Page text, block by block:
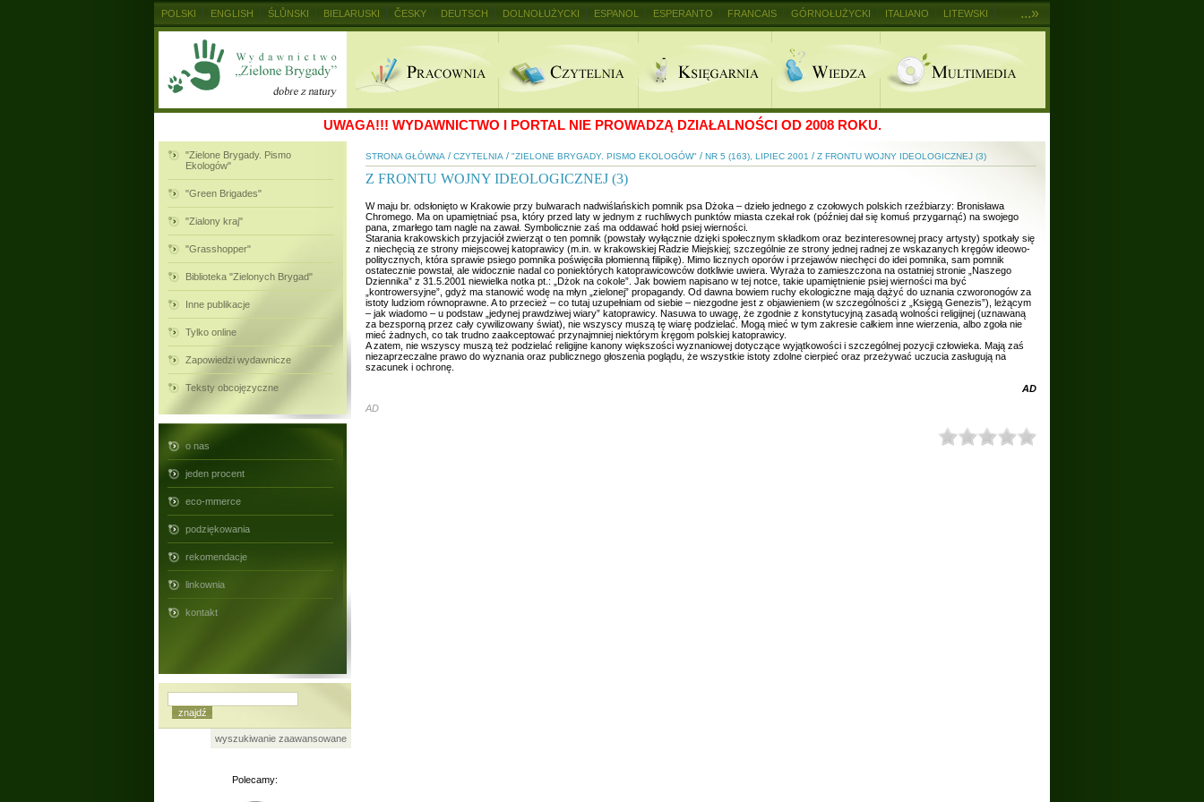
UWAGA!!! WYDAWNICTWO I PORTAL NIE PROWADZĄ DZIAŁALNOŚCI OD 2008 ROKU.
"Zielone Brygady. Pismo
Ekologów"
"Green Brigades"
"Zialony kraj"
"Grasshopper"
Biblioteka "Zielonych Brygad"
Inne publikacje
Tylko online
Zapowiedzi wydawnicze
Teksty obcojęzyczne
o nas
jeden procent
eco-mmerce
podziękowania
rekomendacje
linkownia
kontakt
wyszukiwanie zaawansowane
Polecamy:
STRONA GŁÓWNA / CZYTELNIA / "ZIELONE BRYGADY. PISMO EKOLOGÓW" / NR 5 (163), LIPIEC 2001 / Z FRONTU WOJNY IDEOLOGICZNEJ (3)
Z FRONTU WOJNY IDEOLOGICZNEJ (3)
W maju br. odsłonięto w Krakowie przy bulwarach nadwiślańskich pomnik psa Dżoka – dzieło jednego z czołowych polskich rzeźbiarzy: Bronisława
Chromego. Ma on upamiętniać psa, który przed laty w jednym z ruchliwych punktów miasta czekał rok (później dał się komuś przygarnąć) na swojego
pana, zmarłego tam nagle na zawał. Symbolicznie zaś ma oddawać hołd psiej wierności.
Starania krakowskich przyjaciół zwierząt o ten pomnik (powstały wyłącznie dzięki społecznym składkom oraz bezinteresownej pracy artysty) spotkały się
z niechęcią ze strony miejscowej katoprawicy (m.in. w krakowskiej Radzie Miejskiej; szczególnie ze strony jednej radnej ze wskazanych kręgów ideowo-
politycznych, która sprawie psiego pomnika poświęciła płomienną filipikę). Mimo licznych oporów i przejawów niechęci do idei pomnika, sam pomnik
ostatecznie powstał, ale widocznie nadal co poniektórych katoprawicowców dotkliwie uwiera. Wyraża to zamieszczona na ostatniej stronie „Naszego
Dziennika” z 31.5.2001 niewielka notka pt.: „Dżok na cokole”. Jak bowiem napisano w tej notce, takie upamiętnienie psiej wierności ma być
„kontrowersyjne”, gdyż ma stanowić wodę na młyn „zielonej” propagandy. Od dawna bowiem ruchy ekologiczne mają dążyć do uznania czworonogów za
istoty ludziom równoprawne. A to przecież – co tutaj uzupełniam od siebie – niezgodne jest z objawieniem (w szczególności z „Księgą Genezis”), leżącym
– jak wiadomo – u podstaw „jedynej prawdziwej wiary” katoprawicy. Nasuwa to uwagę, że zgodnie z konstytucyjną zasadą wolności religijnej (uznawaną
za bezsporną przez cały cywilizowany świat), nie wszyscy muszą tę wiarę podzielać. Mogą mieć w tym zakresie całkiem inne wierzenia, albo zgoła nie
mieć żadnych, co tak trudno zaakceptować przynajmniej niektórym kręgom polskiej katoprawicy.
A zatem, nie wszyscy muszą też podzielać religijne kanony większości wyznaniowej dotyczące wyjątkowości i szczególnej pozycji człowieka. Mają zaś
niezaprzeczalne prawo do wyznania oraz publicznego głoszenia poglądu, że wszystkie istoty zdolne cierpieć oraz przeżywać uczucia zasługują na
szacunek i ochronę.
AD
AD
...»
POLSKI ENGLISH ŚLŮNSKI BIELARUSKI ČESKY DEUTSCH DOLNOŁUŻYCKI ESPANOL ESPERANTO FRANCAIS GÓRNOŁUŻYCKI ITALIANO LITEWSKI